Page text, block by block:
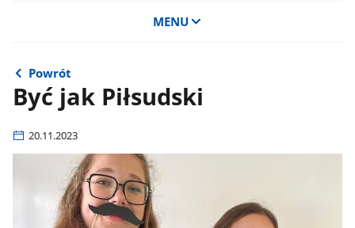
MENU
Powrót
Być jak Piłsudski
20.11.2023